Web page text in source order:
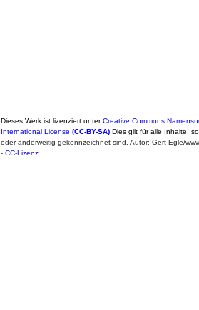
Dieses Werk ist lizenziert unterCreative Commons
International License (CC-BY-SA) Dies gilt für alle Inhalte,
oder anderweitig gekennzeichnet sind. Autor: Gert Egle/
- CC-Lizenz